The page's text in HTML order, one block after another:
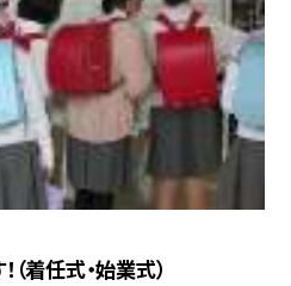
着任式・始業式）